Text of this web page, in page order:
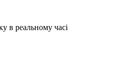
в реальному часі